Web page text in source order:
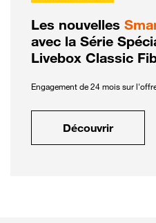
Les nouvelles
avec la Série
Livebox Classic
Engagement de 24 mois sur
Découvrir